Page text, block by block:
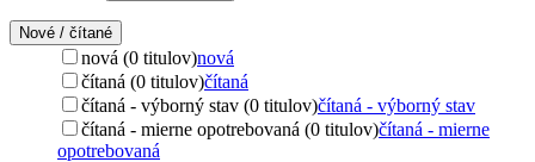
Nové / čítané
nová (0 titulov)nová
čítaná (0 titulov)čítaná
čítaná - výborný stav (0 titulov)čítaná - výborný stav
čítaná - mierne opotrebovaná (0 titulov)čítaná - mierne
opotrebovaná